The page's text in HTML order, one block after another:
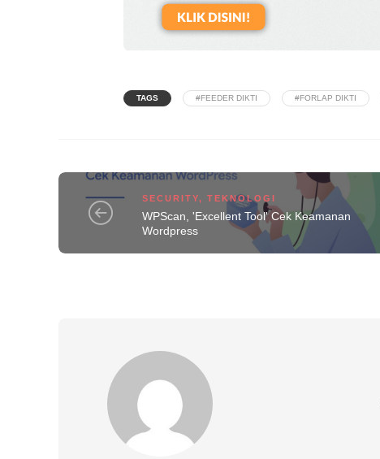
TAGS #FEEDER DIKTI #FORLAP DIKTI
SECURITY,TEKNOLOGI
WPScan, 'Excellent Tool' Cek Keamanan
Wordpress